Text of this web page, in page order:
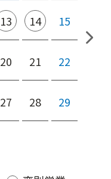
13 14 15
20 21 22
27 28 29